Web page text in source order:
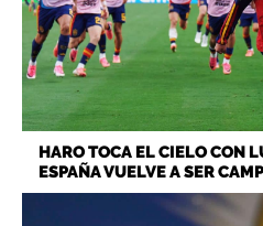
HARO TOCA EL CIELO CON
ESPAÑA VUELVE A SER